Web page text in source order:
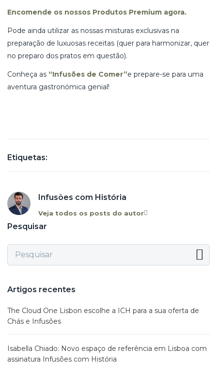
Encomende os nossos Produtos Premium agora.
Pode ainda utilizar as nossas misturas exclusivas na
preparação de luxuosas receitas (quer para harmonizar, quer
no preparo dos pratos em questão).
Conheça as “Infusões de Comer”e prepare-se para uma
aventura gastronómica genial!
Etiquetas:
Infusões com História
Veja todos os posts do autor
Pesquisar
Artigos recentes
The Cloud One Lisbon escolhe a ICH para a sua oferta de
Chás e Infusões
Isabella Chiado: Novo espaço de referência em Lisboa com
assinatura Infusões com História